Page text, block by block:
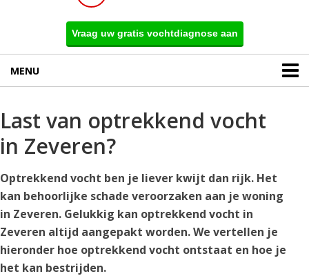
Vraag uw gratis vochtdiagnose aan
MENU
Last van optrekkend vocht
in Zeveren?
Optrekkend vocht ben je liever kwijt dan rijk. Het
kan behoorlijke schade veroorzaken aan je woning
in Zeveren. Gelukkig kan optrekkend vocht in
Zeveren altijd aangepakt worden. We vertellen je
hieronder hoe optrekkend vocht ontstaat en hoe je
het kan bestrijden.